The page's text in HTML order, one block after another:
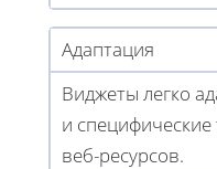
Адаптация
Виджеты легко
и
веб-ресурсов.